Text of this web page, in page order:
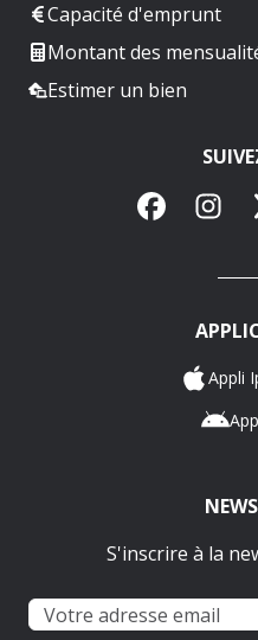
Capacité d'emprunt
Montant des
Estimer un bien
Facebook
Appli
S'inscrire à la